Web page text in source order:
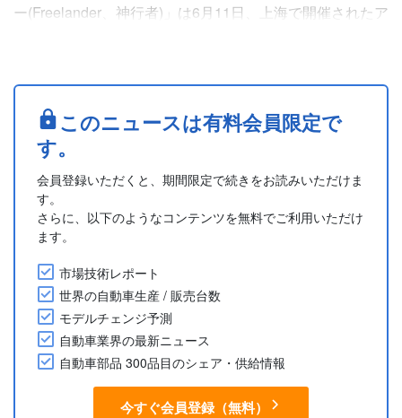
ー(Freelander、神行者)」は6月11日、上海で開催されたア
連邦(UAE)のアブダビ(Abu Dhabi)における中東ブランド立
ち上げ準備を進めている中で行われた。
・Freelander Interna....
このニュースは有料会員限定で
す。
会員登録いただくと、期間限定で続きをお読みいただけま
す。
さらに、以下のようなコンテンツを無料でご利用いただけ
ます。
市場技術レポート
世界の自動車生産 / 販売台数
モデルチェンジ予測
自動車業界の最新ニュース
自動車部品 300品目のシェア・供給情報
今すぐ会員登録（無料）